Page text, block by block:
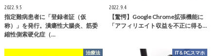
2022.9.5
指定難病患者に「登録者証（仮
称）」を発行。潰瘍性大腸炎、筋委
縮性側索硬化症（…
2022.9.4
【驚愕】Google Chrome拡張機能に
「アフィリエイト収益を不正に得る…
治療法 IT＆PC,スマホ